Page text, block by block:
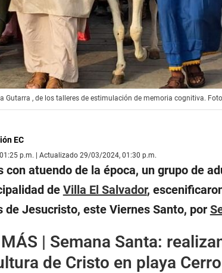
Gutarra , de los talleres de estimulación de memoria cognitiva.
EC
p.m. | Actualizado 29/03/2024, 01:30 p.m.
con atuendo de la época, un grupo de
de Villa El Salvador,
de Jesucristo, este Viernes Santo, por
| Semana Santa:
de Cristo en playa